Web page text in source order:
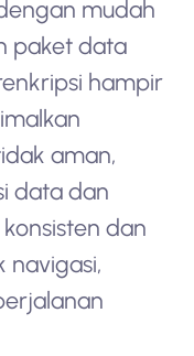
mudah
paket data
hampir
aman,
data dan
dan
navigasi,